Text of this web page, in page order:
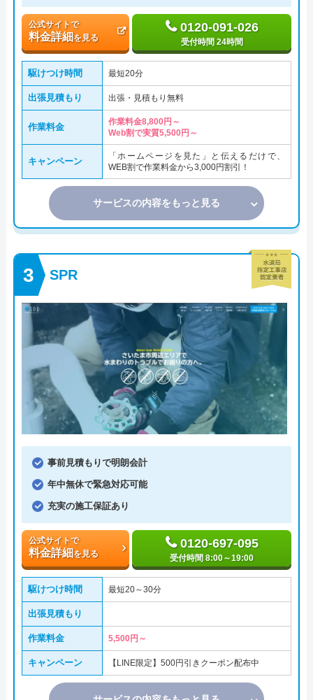
公式サイトで
料金詳細を見る
0120-091-026
受付時間 24時間
駆けつけ時間 最短20分
出張見積もり 出張・見積もり無料
作業料金
作業料金8,800円～
Web割で実質5,500円～
キャンペーン
「ホームページを見た」と伝えるだけで、
WEB割で作業料金から3,000円割引！
サービスの内容をもっと見る
SPR
事前見積もりで明朗会計
年中無休で緊急対応可能
充実の施工保証あり
公式サイトで
料金詳細を見る
0120-697-095
受付時間 8:00～19:00
駆けつけ時間 最短20～30分
出張見積もり
作業料金 5,500円～
キャンペーン 【LINE限定】500円引きクーポン配布中